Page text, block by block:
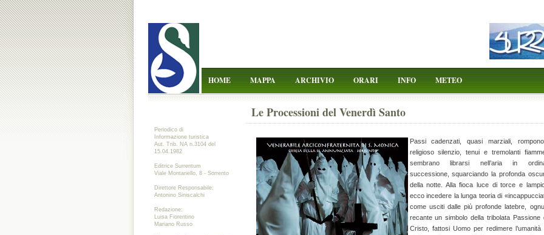
HOME MAPPA ARCHIVIO ORARI INFO METEO
Periodico di
Informazione turistica
Aut. Trib. NA n.3104 del
15.04.1982
Editrice Surrentum
Viale Montariello, 8 - Sorrento
Direttore Responsabile:
Antonino Siniscalchi
Redazione:
Luisa Fiorentino
Mariano Russo
Le Processioni del Venerdì Santo
Passi cadenzati, quasi marziali,
religioso silenzio, tenui e tremolanti
sembrano librarsi nell’aria in
successione, squarciando la profonda
della notte. Alla fioca luce di torce e
ecco incedere la lunga teoria di
come usciti dalle più profonde latebre,
recante un simbolo della tribolata Passione
Cristo, fattosi Uomo per redimere l’umanità